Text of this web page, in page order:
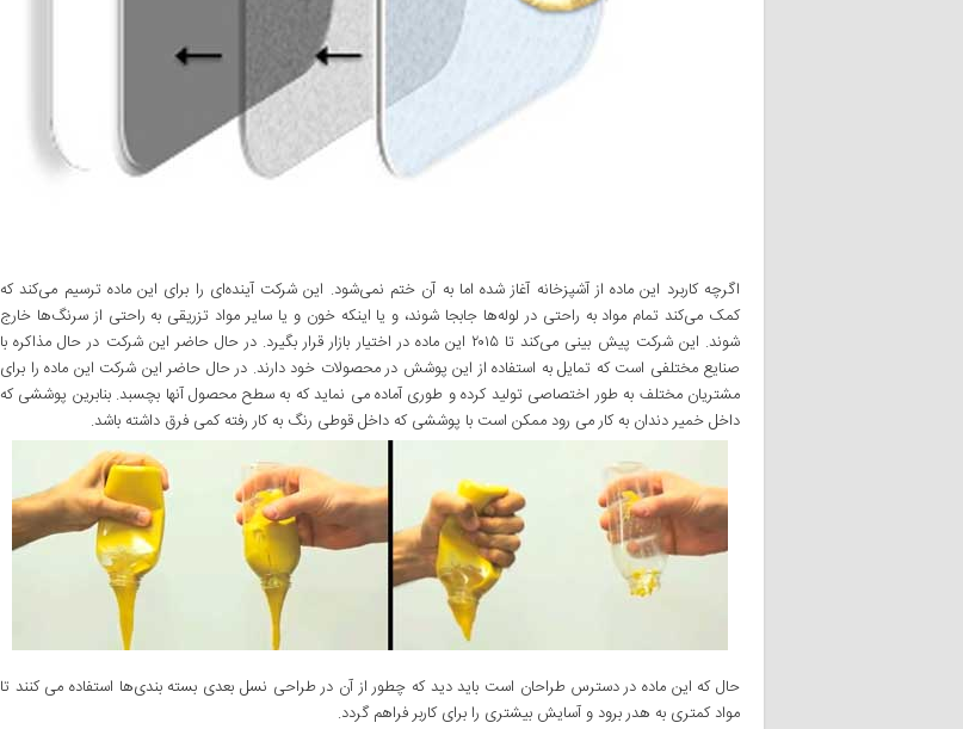
اگرچه کاربرد این ماده از آشپزخانه آغاز شده اما به آن ختم نمی‌شود. این شرکت آینده‌ا‌ی را برای این ماده ترسیم می‌کند که
کمک می‌کند تمام مواد به راحتی‌ در لوله‌ها جابجا شوند، و یا اینکه خون و یا سایر مواد تزریقی به راحتی‌ از سرنگ‌ها خارج
شوند. این شرکت پیش بینی‌ می‌کند تا ۲۰۱۵ این ماده در اختیار بازار قرار بگیرد. در حال حاضر این شرکت در حال مذاکره با
صنایع مختلفی‌ است که تمایل به استفاده از این پوشش در محصولات خود دارند. در حال حاضر این شرکت این ماده را برای
مشتریان مختلف به طور اختصاصی تولید کرده و طوری آماده می نماید که به سطح محصول آنها بچسبد. بنابرین پوششی که
داخل خمیر دندان به کار می رود ممکن است با پوششی که داخل قوطی رنگ به کار رفته کمی‌ فرق داشته باشد.
حال که این ماده در دسترس طراحان است باید دید که چطور از آن در طراحی نسل بعدی بسته بندی‌ها استفاده می کنند تا
مواد کمتری به هدر برود و آسایش بیشتری را برای کاربر فراهم گردد.